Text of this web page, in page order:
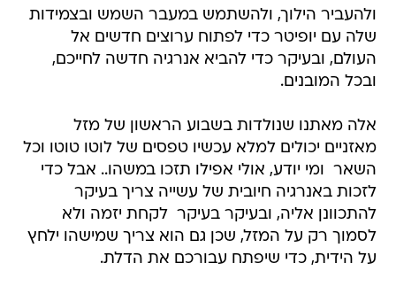
ולהעביר הילוך, ולהשתמש במעבר השמש ובצמידות
שלה עם יופיטר כדי לפתוח ערוצים חדשים אל
העולם, ובעיקר כדי להביא אנרגיה חדשה לחייכם,
ובכל המובנים.
אלה מאתנו שנולדות בשבוע הראשון של מזל
מאזניים יכולים למלא עכשיו טפסים של לוטו טוטו וכל
השאר  ומי יודע, אולי אפילו תזכו במשהו.. אבל כדי
לזכות באנרגיה חיובית של עשייה צריך בעיקר
להתכוונן אליה, ובעיקר בעיקר  לקחת יזמה ולא
לסמוך רק על המזל, שכן גם הוא צריך שמישהו ילחץ
על הידית, כדי שיפתח עבורכם את הדלת.